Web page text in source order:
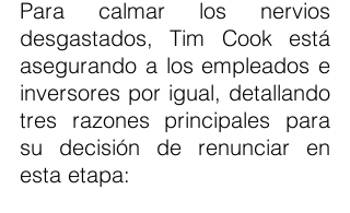
Para calmar los nervios
desgastados, Tim Cook está
asegurando a los empleados e
inversores por igual, detallando
tres razones principales para
su decisión de renunciar en
esta etapa: